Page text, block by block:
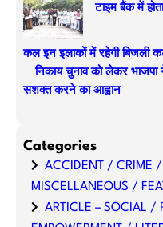
टाइम बैंक में
कल इन इलाकों में रहेगी बिजली
निकाय चुनाव को लेकर
सशक्त करने का आह्वान
Categories
ACCIDENT / CRIME
MISCELLANEOUS /
ARTICLE – SOCIAL